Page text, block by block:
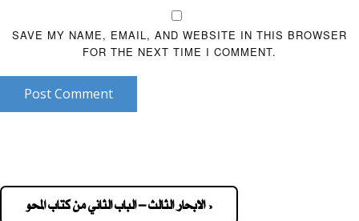
SAVE MY NAME, EMAIL, AND WEBSITE IN THIS BROWSER
FOR THE NEXT TIME I COMMENT.
Post Comment
« الابحار الثالث – الباب الثاني من كتاب المحو